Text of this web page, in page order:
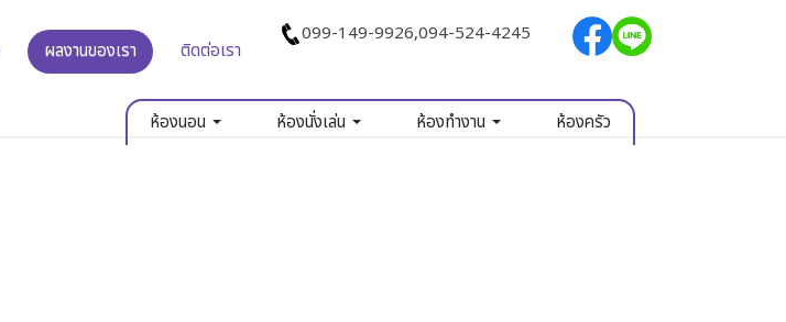
ผลงานของเรา ติดต่อเรา
099-149-9926,094-524-4245
ห้องนอน ห้องนั่งเล่น ห้องทำงาน ห้องครัว